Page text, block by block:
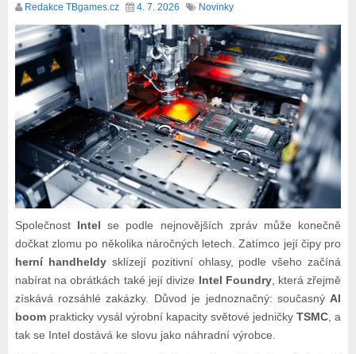
Redakce TBgames.cz 4. 7. 2026 Novinky
Společnost Intel se podle nejnovějších zpráv může konečně
dočkat zlomu po několika náročných letech. Zatímco její čipy pro
herní handheldysklízejí pozitivní ohlasy, podle všeho začíná
nabírat na obrátkách také její divize Intel Foundry, která zřejmě
získává rozsáhlé zakázky. Důvod je jednoznačný: současnýAI
boomprakticky vysál výrobní kapacity světové jedničkyTSMC, a
tak se Intel dostává ke slovu jako náhradní výrobce.